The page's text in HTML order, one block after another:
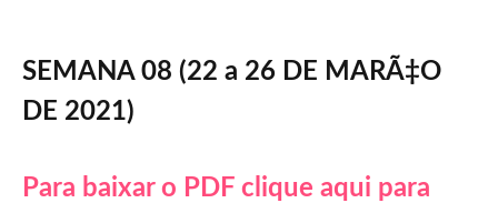
SEMANA 08 (22 a 26 DE MARÃ‡O
DE 2021)
Para baixar o PDF clique aqui para